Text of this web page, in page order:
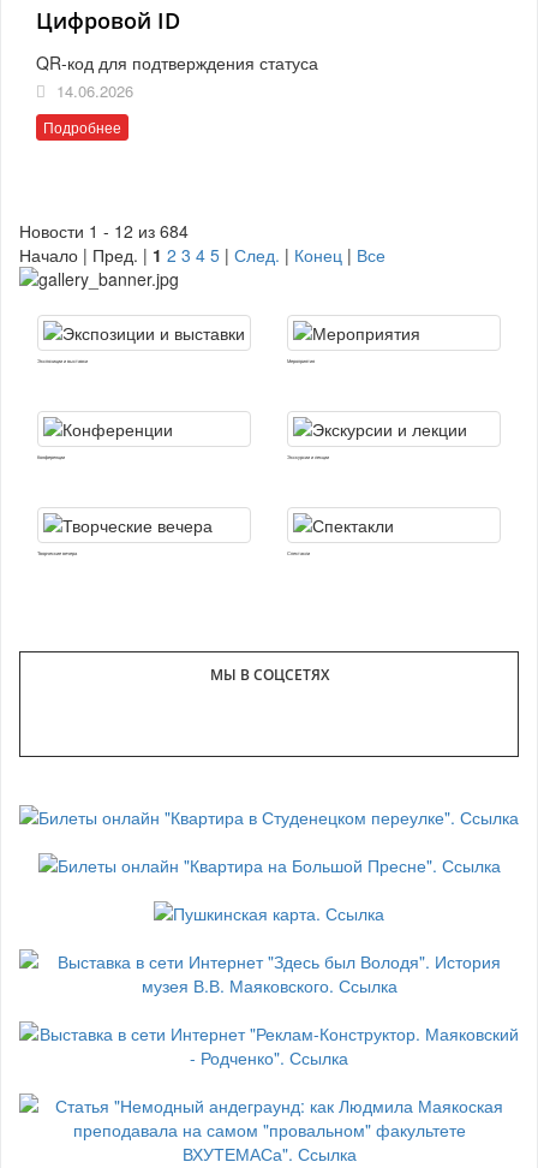
Цифровой ID
QR-код для подтверждения статуса
14.06.2026
Подробнее
Новости 1 - 12 из 684
Начало | Пред. | 1 2 3 4 5 | След. | Конец | Все
Экспозиции и выставки Мероприятия
Конференции Экскурсии и лекции
Творческие вечера Спектакли
МЫ В СОЦСЕТЯХ